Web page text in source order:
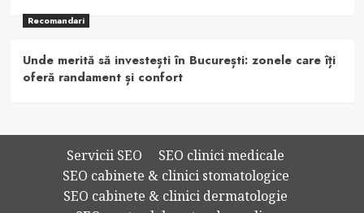
Recomandari
Unde merită să investești în București: zonele care îți
oferă randament și confort
Servicii SEO
SEO clinici medicale
SEO cabinete & clinici stomatologice
SEO cabinete & clinici dermatologie